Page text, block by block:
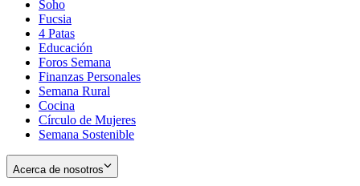
Soho
in
new
window
Fucsia
in
new
window
4 Patas
Educación
Foros Semana
Finanzas Personales
Semana Rural
Cocina
Círculo de Mujeres
Semana Sostenible
Acerca de nosotros